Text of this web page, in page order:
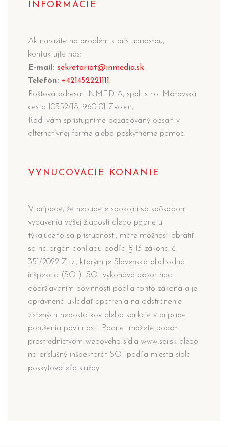
INFORMÁCIE
Ak narazíte na problém s prístupnosťou,
kontaktujte nás:
E-mail: sekretariat@inmedia.sk
Telefón: +421452221111
Poštová adresa: INMEDIA, spol. s r.o. Môťovská
cesta 10352/18, 960 01 Zvolen,
Radi vám sprístupníme požadovaný obsah v
alternatívnej forme alebo poskytneme pomoc.
VYNUCOVACIE KONANIE
V prípade, že nebudete spokojní so spôsobom
vybavenia vašej žiadosti alebo podnetu
týkajúceho sa prístupnosti, máte možnosť obrátiť
sa na orgán dohľadu podľa § 13 zákona č.
351/2022 Z. z., ktorým je Slovenská obchodná
inšpekcia (SOI). SOI vykonáva dozor nad
dodržiavaním povinností podľa tohto zákona a je
oprávnená ukladať opatrenia na odstránenie
zistených nedostatkov alebo sankcie v prípade
porušenia povinností. Podnet môžete podať
prostredníctvom webového sídla www.soi.sk alebo
na príslušný inšpektorát SOI podľa miesta sídla
poskytovateľa služby.